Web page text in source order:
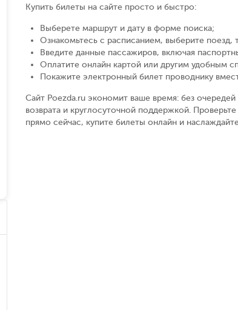
Купить билеты на сайте просто и быстро:
Выберете маршрут и дату в форме поиска;
Ознакомьтесь с расписанием, выберите поезд,
Введите данные пассажиров, включая
Оплатите онлайн картой или другим удобным
Покажите электронный билет проводнику
Сайт Poezda.ru экономит ваше время: без
возврата и круглосуточной поддержкой.
прямо сейчас, купите билеты онлайн и